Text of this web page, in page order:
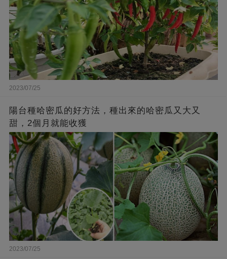
2023/07/25
陽台種哈密瓜的好方法，種出來的哈密瓜又大又
甜，2個月就能收獲
2023/07/25